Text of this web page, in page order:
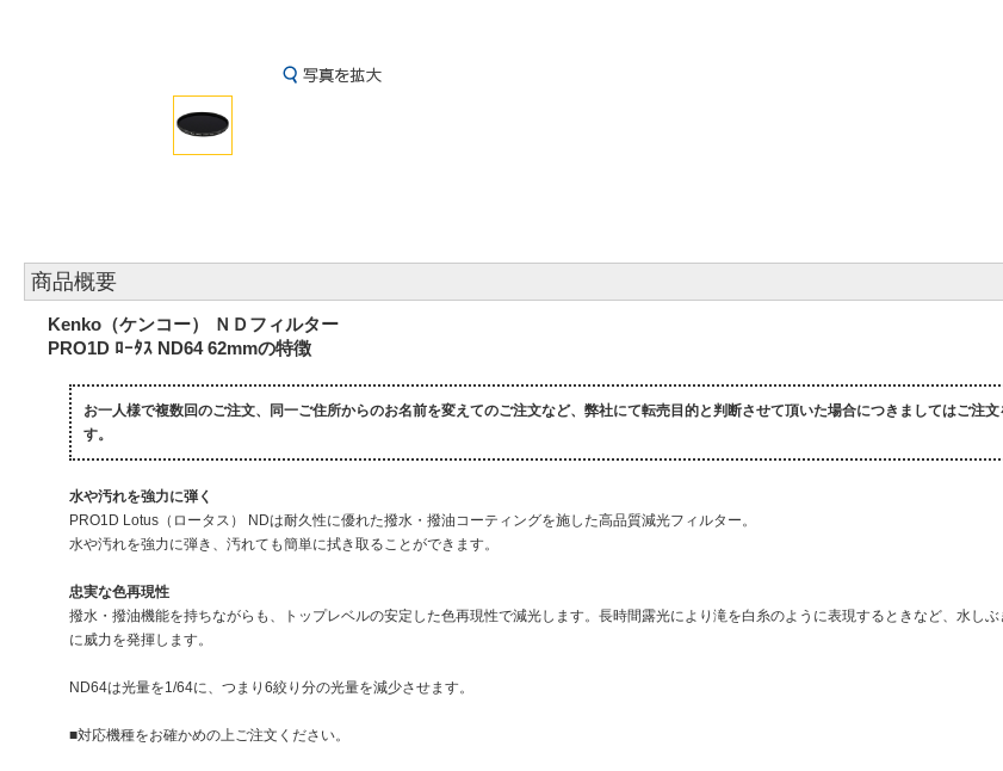
商品概要
Kenko（ケンコー） ＮＤフィルター
PRO1D ﾛｰﾀｽ ND64 62mmの特徴
お一人様で複数回のご注文、同一ご住所からのお名前を変えてのご注文など、弊社にて転売目的と判断させて頂いた場合につきましてはご注
す。
水や汚れを強力に弾く
PRO1D Lotus（ロータス） NDは耐久性に優れた撥水・撥油コーティングを施した高品質減光フィルター。
水や汚れを強力に弾き、汚れても簡単に拭き取ることができます。
忠実な色再現性
撥水・撥油機能を持ちながらも、トップレベルの安定した色再現性で減光します。長時間露光により滝を白糸のように表現するときなど、水し
に威力を発揮します。
ND64は光量を1/64に、つまり6絞り分の光量を減少させます。
■対応機種をお確かめの上ご注文ください。